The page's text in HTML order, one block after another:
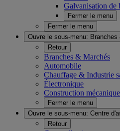
Galvanisation de
Fermer le menu
Fermer le menu
Ouvre le sous-menu: Branches
Retour
Branches & Marchés
Automobile
Chauffage & Industrie
Électronique
Construction mécanique
Fermer le menu
Ouvre le sous-menu: Centre
Retour